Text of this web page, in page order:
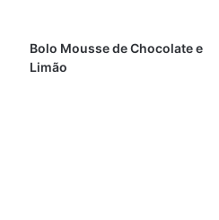
Bolo Mousse de Chocolate e
Limão